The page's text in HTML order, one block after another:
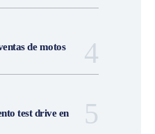
de motos
test drive en